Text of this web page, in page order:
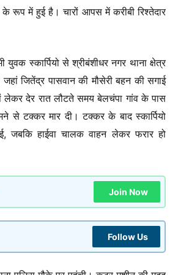
रूप में हुई है। चारों आपस में करीबी रिश्तेदार
स्कार्पियो से श्रीबंशीधर नगर थाना क्षेत्र
जितेंद्र पासवान की मौसेरी बहन की सगाई
लेकर देर रात लौटते समय बेलचंपा गांव के पास
से टक्कर मार दी। टक्कर के बाद स्कार्पियो
जबकि हाईवा चालक वाहन लेकर फरार हो
Join Now
Follow Us